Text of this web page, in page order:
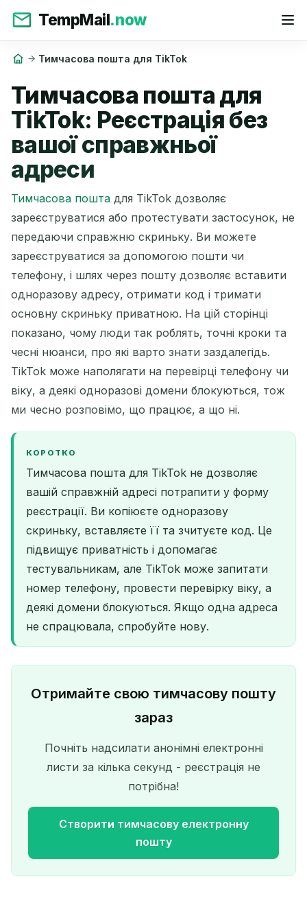
TempMail.now
Тимчасова пошта для TikTok
Тимчасова пошта для
TikTok: Реєстрація без
вашої справжньої
адреси
Тимчасова пошта для TikTok дозволяє
зареєструватися або протестувати застосунок, не
передаючи справжню скриньку. Ви можете
зареєструватися за допомогою пошти чи
телефону, і шлях через пошту дозволяє вставити
одноразову адресу, отримати код і тримати
основну скриньку приватною. На цій сторінці
показано, чому люди так роблять, точні кроки та
чесні нюанси, про які варто знати заздалегідь.
TikTok може наполягати на перевірці телефону чи
віку, а деякі одноразові домени блокуються, тож
ми чесно розповімо, що працює, а що ні.
КОРОТКО
Тимчасова пошта для TikTok не дозволяє
вашій справжній адресі потрапити у форму
реєстрації. Ви копіюєте одноразову
скриньку, вставляєте її та зчитуєте код. Це
підвищує приватність і допомагає
тестувальникам, але TikTok може запитати
номер телефону, провести перевірку віку, а
деякі домени блокуються. Якщо одна адреса
не спрацювала, спробуйте нову.
Отримайте свою тимчасову пошту
зараз
Почніть надсилати анонімні електронні
листи за кілька секунд - реєстрація не
потрібна!
Створити тимчасову електронну
пошту